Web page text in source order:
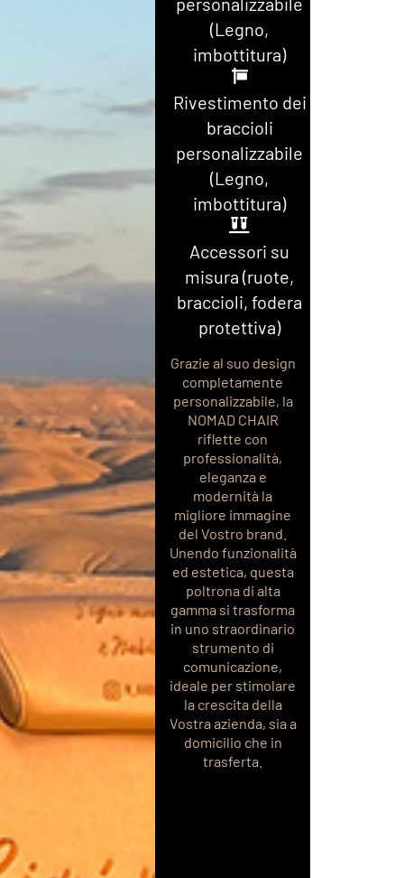
(Legno,
imbottitura)
Rivestimento dei
braccioli
personalizzabile
(Legno,
imbottitura)
Accessori su
misura (ruote,
braccioli, fodera
protettiva)
Grazie al suo design
completamente
personalizzabile, la
NOMAD CHAIR
riflette con
professionalità,
eleganza e
modernità la
migliore immagine
del Vostro brand.
Unendo funzionalità
ed estetica, questa
poltrona di alta
gamma si trasforma
in uno straordinario
strumento di
comunicazione,
ideale per stimolare
la crescita della
Vostra azienda, sia a
domicilio che in
trasferta.